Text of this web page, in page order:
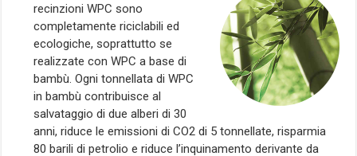
recinzioni WPC sono
completamente riciclabili ed
ecologiche, soprattutto se
realizzate con WPC a base di
bambù. Ogni tonnellata di WPC
in bambù contribuisce al
salvataggio di due alberi di 30
anni, riduce le emissioni di CO2 di 5 tonnellate, risparmia
80 barili di petrolio e riduce l’inquinamento derivante da